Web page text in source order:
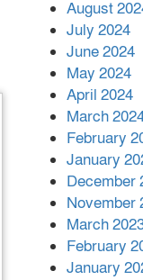
August
July 2024
June 2024
May 2024
April 2024
March
February
January
December
November
March
February
January